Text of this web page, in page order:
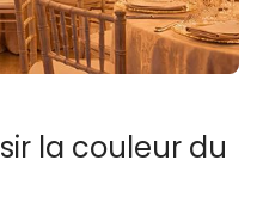
la couleur du